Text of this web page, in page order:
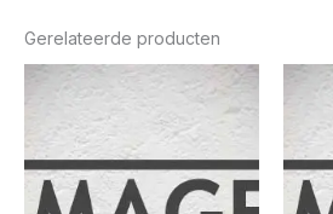
Gerelateerde producten